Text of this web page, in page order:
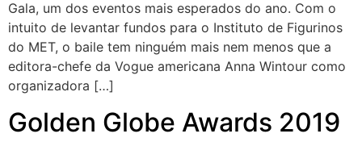
Gala, um dos eventos mais esperados do ano. Com o
intuito de levantar fundos para o Instituto de Figurinos
do MET, o baile tem ninguém mais nem menos que a
editora-chefe da Vogue americana Anna Wintour como
organizadora […]
Golden Globe Awards 2019